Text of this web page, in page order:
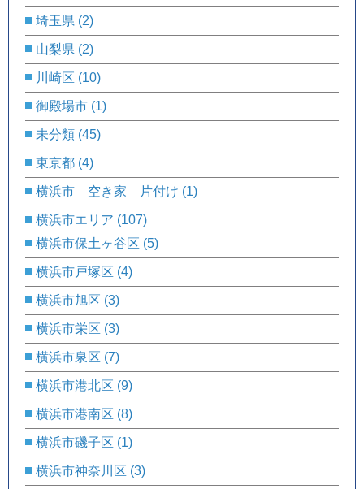
埼玉県 (2)
山梨県 (2)
川崎区 (10)
御殿場市 (1)
未分類 (45)
東京都 (4)
横浜市 空き家 片付け (1)
横浜市エリア (107)
横浜市保土ヶ谷区 (5)
横浜市戸塚区 (4)
横浜市旭区 (3)
横浜市栄区 (3)
横浜市泉区 (7)
横浜市港北区 (9)
横浜市港南区 (8)
横浜市磯子区 (1)
横浜市神奈川区 (3)